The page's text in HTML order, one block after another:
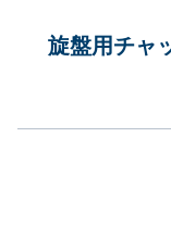
旋盤用チャ